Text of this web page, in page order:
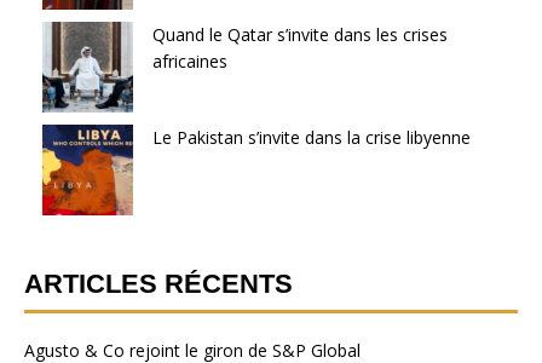
Quand le Qatar s’invite dans les crises
africaines
Le Pakistan s’invite dans la crise libyenne
ARTICLES RÉCENTS
Agusto & Co rejoint le giron de S&P Global